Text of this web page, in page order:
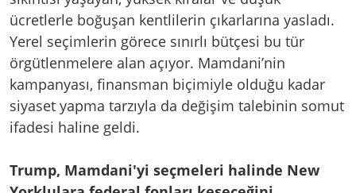
ücretlerle boğuşan kentlilerin çıkarlarına yasladı.
Yerel seçimlerin görece sınırlı bütçesi bu tür
örgütlenmelere alan açıyor. Mamdani’nin
kampanyası, finansman biçimiyle olduğu kadar
siyaset yapma tarzıyla da değişim talebinin somut
ifadesi haline geldi.
Trump, Mamdani'yi seçmeleri halinde New